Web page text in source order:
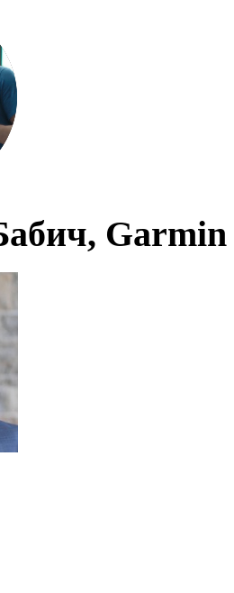
Garmin